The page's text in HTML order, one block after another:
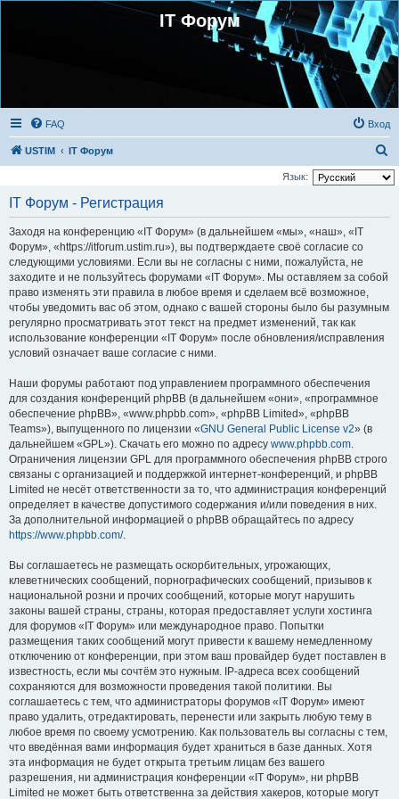
IT Форум
FAQ Вход
USTIM IT Форум
о
Язык:
IT Форум - Регистрация
Заходя на конференцию «IT Форум» (в дальнейшем «мы», «наш», «IT
Форум», «https://itforum.ustim.ru»), вы подтверждаете своё согласие со
следующими условиями. Если вы не согласны с ними, пожалуйста, не
заходите и не пользуйтесь форумами «IT Форум». Мы оставляем за собой
право изменять эти правила в любое время и сделаем всё возможное,
чтобы уведомить вас об этом, однако с вашей стороны было бы разумным
регулярно просматривать этот текст на предмет изменений, так как
использование конференции «IT Форум» после обновления/исправления
условий означает ваше согласие с ними.
Наши форумы работают под управлением программного обеспечения
для создания конференций phpBB (в дальнейшем «они», «программное
обеспечение phpBB», «www.phpbb.com», «phpBB Limited», «phpBB
Teams»), выпущенного по лицензии «GNU General Public License v2» (в
дальнейшем «GPL»). Скачать его можно по адресу www.phpbb.com.
Ограничения лицензии GPL для программного обеспечения phpBB строго
связаны с организацией и поддержкой интернет-конференций, и phpBB
Limited не несёт ответственности за то, что администрация конференций
определяет в качестве допустимого содержания и/или поведения в них.
За дополнительной информацией о phpBB обращайтесь по адресу
https://www.phpbb.com/.
Вы соглашаетесь не размещать оскорбительных, угрожающих,
клеветнических сообщений, порнографических сообщений, призывов к
национальной розни и прочих сообщений, которые могут нарушить
законы вашей страны, страны, которая предоставляет услуги хостинга
для форумов «IT Форум» или международное право. Попытки
размещения таких сообщений могут привести к вашему немедленному
отключению от конференции, при этом ваш провайдер будет поставлен в
известность, если мы сочтём это нужным. IP-адреса всех сообщений
сохраняются для возможности проведения такой политики. Вы
соглашаетесь с тем, что администраторы форумов «IT Форум» имеют
право удалить, отредактировать, перенести или закрыть любую тему в
любое время по своему усмотрению. Как пользователь вы согласны с тем,
что введённая вами информация будет храниться в базе данных. Хотя
эта информация не будет открыта третьим лицам без вашего
разрешения, ни администрация конференции «IT Форум», ни phpBB
Limited не может быть ответственна за действия хакеров, которые могут